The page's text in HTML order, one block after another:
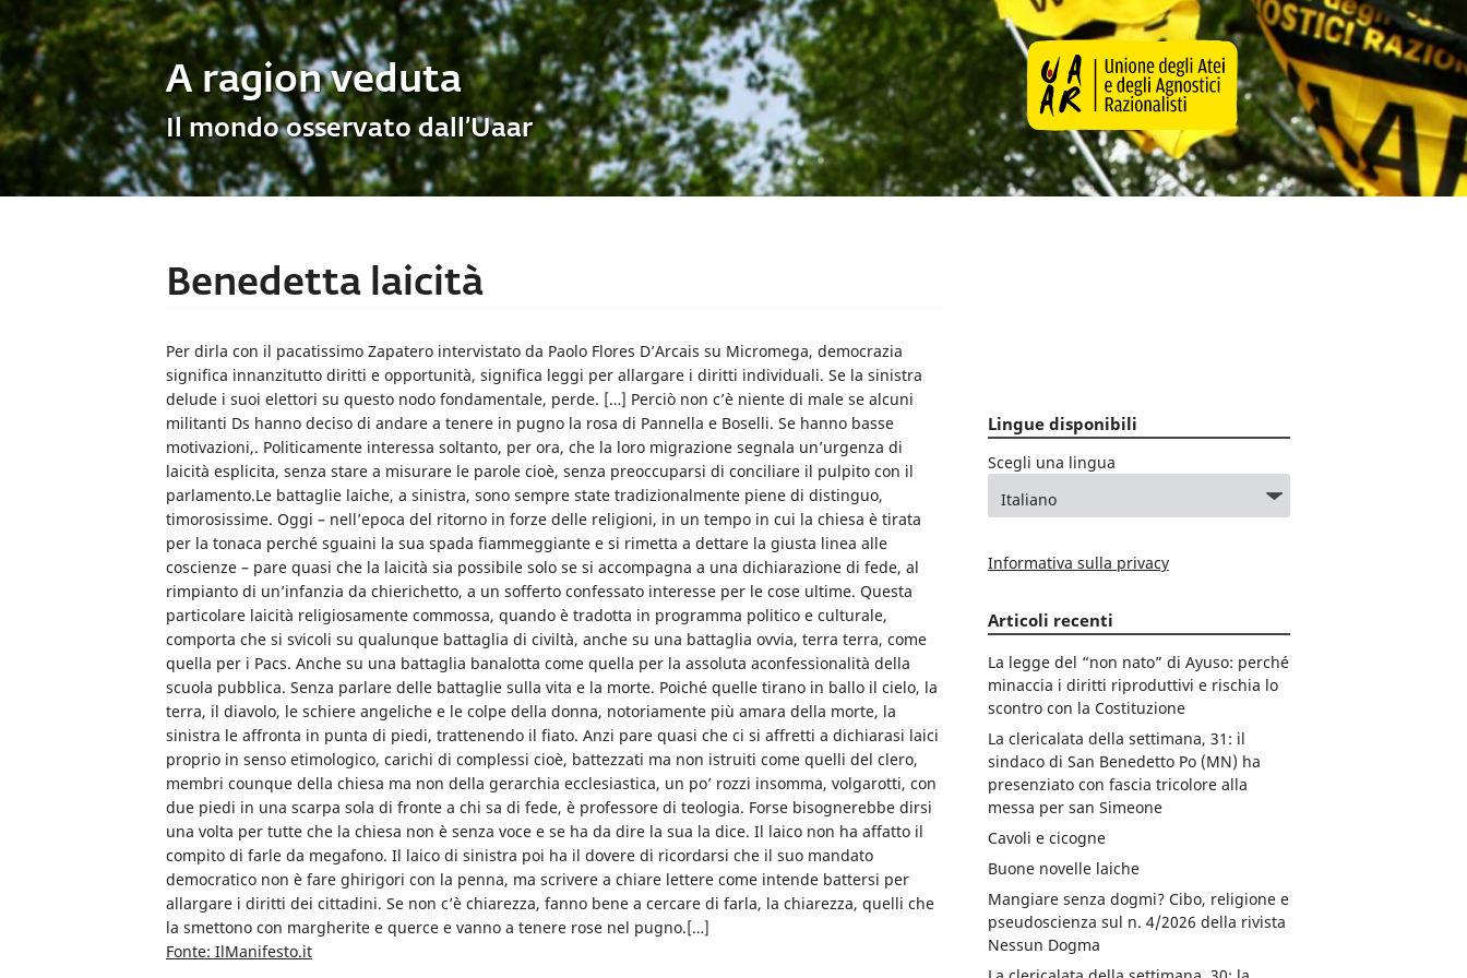
A ragion veduta
Il mondo osservato dall’Uaar
Benedetta laicità
Per dirla con il pacatissimo Zapatero intervistato da Paolo Flores D’Arcais su Micromega, democrazia
significa innanzitutto diritti e opportunità, significa leggi per allargare i diritti individuali. Se la sinistra
delude i suoi elettori su questo nodo fondamentale, perde. […] Perciò non c’è niente di male se alcuni
militanti Ds hanno deciso di andare a tenere in pugno la rosa di Pannella e Boselli. Se hanno basse
motivazioni,. Politicamente interessa soltanto, per ora, che la loro migrazione segnala un’urgenza di
laicità esplicita, senza stare a misurare le parole cioè, senza preoccuparsi di conciliare il pulpito con il
parlamento.Le battaglie laiche, a sinistra, sono sempre state tradizionalmente piene di distinguo,
timorosissime. Oggi – nell’epoca del ritorno in forze delle religioni, in un tempo in cui la chiesa è tirata
per la tonaca perché sguaini la sua spada fiammeggiante e si rimetta a dettare la giusta linea alle
coscienze – pare quasi che la laicità sia possibile solo se si accompagna a una dichiarazione di fede, al
rimpianto di un’infanzia da chierichetto, a un sofferto confessato interesse per le cose ultime. Questa
particolare laicità religiosamente commossa, quando è tradotta in programma politico e culturale,
comporta che si svicoli su qualunque battaglia di civiltà, anche su una battaglia ovvia, terra terra, come
quella per i Pacs. Anche su una battaglia banalotta come quella per la assoluta aconfessionalità della
scuola pubblica. Senza parlare delle battaglie sulla vita e la morte. Poiché quelle tirano in ballo il cielo, la
terra, il diavolo, le schiere angeliche e le colpe della donna, notoriamente più amara della morte, la
sinistra le affronta in punta di piedi, trattenendo il fiato. Anzi pare quasi che ci si affretti a dichiarasi laici
proprio in senso etimologico, carichi di complessi cioè, battezzati ma non istruiti come quelli del clero,
membri counque della chiesa ma non della gerarchia ecclesiastica, un po’ rozzi insomma, volgarotti, con
due piedi in una scarpa sola di fronte a chi sa di fede, è professore di teologia. Forse bisognerebbe dirsi
una volta per tutte che la chiesa non è senza voce e se ha da dire la sua la dice. Il laico non ha affatto il
compito di farle da megafono. Il laico di sinistra poi ha il dovere di ricordarsi che il suo mandato
democratico non è fare ghirigori con la penna, ma scrivere a chiare lettere come intende battersi per
allargare i diritti dei cittadini. Se non c’è chiarezza, fanno bene a cercare di farla, la chiarezza, quelli che
la smettono con margherite e querce e vanno a tenere rose nel pugno.[…]
Fonte: IlManifesto.it
Lingue disponibili
Scegli una lingua
Informativa sulla privacy
Articoli recenti
La legge del “non nato” di Ayuso: perché
minaccia i diritti riproduttivi e rischia lo
scontro con la Costituzione
La clericalata della settimana, 31: il
sindaco di San Benedetto Po (MN) ha
presenziato con fascia tricolore alla
messa per san Simeone
Cavoli e cicogne
Buone novelle laiche
Mangiare senza dogmi? Cibo, religione e
pseudoscienza sul n. 4/2026 della rivista
Nessun Dogma